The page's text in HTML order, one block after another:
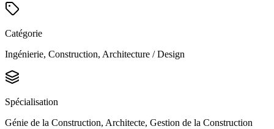
Catégorie
Ingénierie, Construction, Architecture / Design
Spécialisation
Génie de la Construction, Architecte, Gestion de la Construction